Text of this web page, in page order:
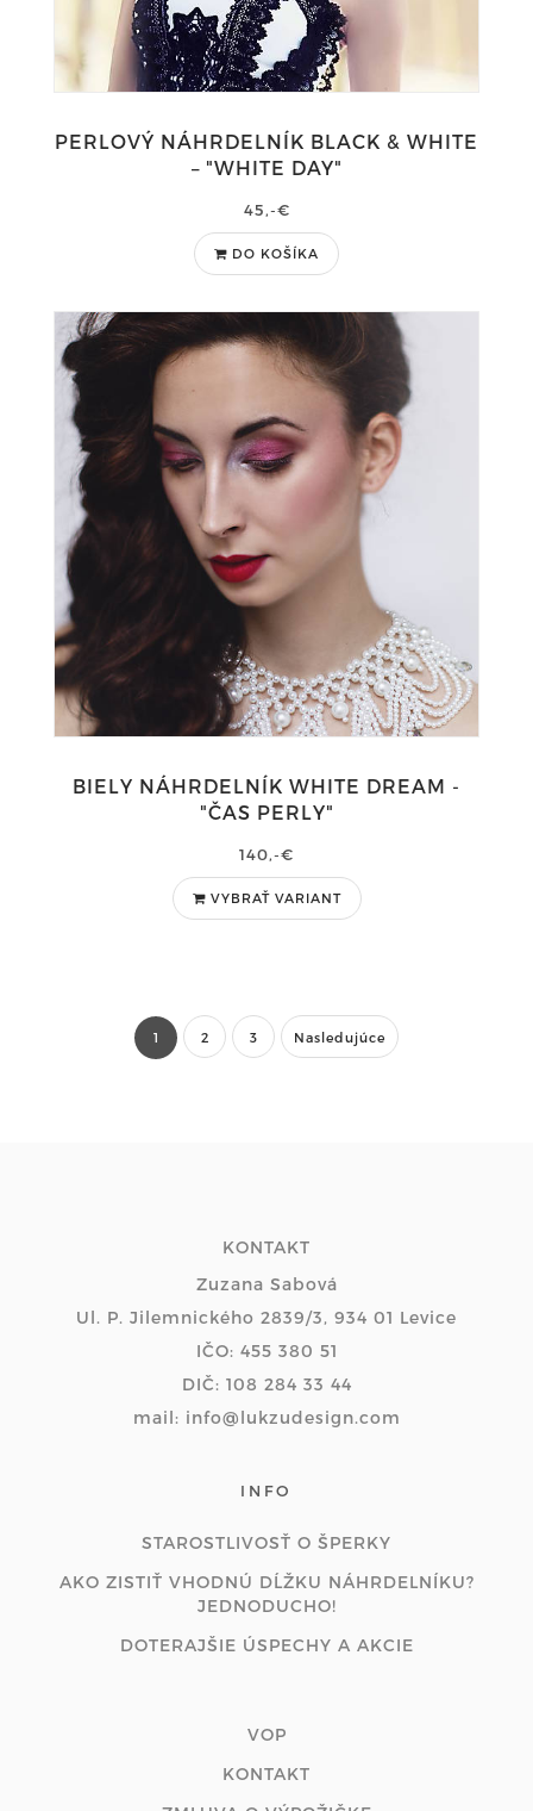
PERLOVÝ NÁHRDELNÍK BLACK & WHITE
– "WHITE DAY"
45,-€
DO KOŠÍKA
BIELY NÁHRDELNÍK WHITE DREAM -
"ČAS PERLY"
140,-€
VYBRAŤ VARIANT
1 2 3 Nasledujúce
KONTAKT
Zuzana Sabová
Ul. P. Jilemnického 2839/3, 934 01 Levice
IČO: 455 380 51
DIČ: 108 284 33 44
mail: info@lukzudesign.com
INFO
STAROSTLIVOSŤ O ŠPERKY
AKO ZISTIŤ VHODNÚ DĹŽKU NÁHRDELNÍKU?
JEDNODUCHO!
DOTERAJŠIE ÚSPECHY A AKCIE
VOP
KONTAKT